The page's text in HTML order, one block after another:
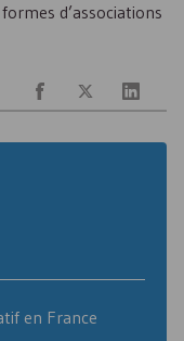
d’associations
en France